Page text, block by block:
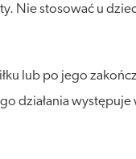
Nie stosować u
lub po jego
działania występuje